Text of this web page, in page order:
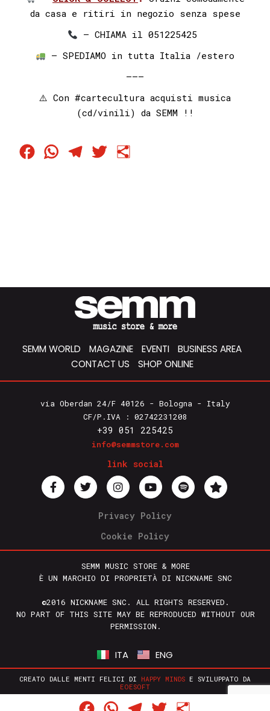
da casa e ritiri in negozio senza spese
– CHIAMA il 051225425⁣⁣ ⁣⁣
– SPEDIAMO in tutta Italia /estero
———
⚠️ Con #cartecultura acquisti musica
(cd/vinili) da SEMM !!
Facebook
WhatsApp
Telegram
Twitter
SEMM WORLD MAGAZINE EVENTI
BUSINESS AREA
CONTACT US
SHOP ONLINE
via Oberdan 24/F 40126 - Bologna - Italy
CF/P.IVA : 02742231208
+39 051 225425
info@semmstore.com
link social
Privacy Policy
Cookie Policy
SEMM MUSIC STORE & MORE
È UN MARCHIO DI PROPRIETÀ DI NICKNAME SNC
©2016 NICKNAME SNC. ALL RIGHTS RESERVED.
NO PART OF THIS SITE MAY BE REPRODUCED WITHOUT OUR
PERMISSION.
ITA ENG
CREATO DALLE MENTI FELICI DI HAPPY MINDS E SVILUPPATO DA
EOESOFT
FacebookWhatsAppTelegram
Twitter